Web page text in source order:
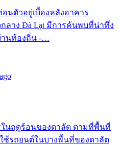
นตัวอยู่เบื้องหลังอาคาร
ลาง Đà Lạt มีการค้นพบที่น่าทึ่ง
านท้องถิ่น -…
ในฤดูร้อนของดาลัต ตามที่พื้นที่
ช้รถยนต์ในบางพื้นที่ของดาลัต